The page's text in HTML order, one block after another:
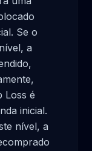
Se o
a
Loss é
inicial.
nível, a